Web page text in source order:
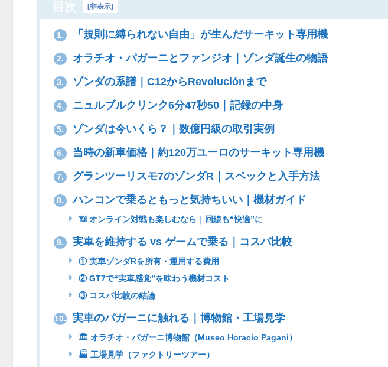
目次 [非表示]
1. 「規則に縛られない自由」が生んだサーキット専用機
2. オラチオ・パガーニとファンジオ｜ゾンダ誕生の物語
3. ゾンダの系譜｜C12からRevoluciónまで
4. ニュルブルクリンク6分47秒50｜記録の中身
5. ゾンダは今いくら？｜数億円級の取引実例
6. 当時の新車価格｜約120万ユーロのサーキット専用機
7. グランツーリスモ7のゾンダR｜スペックと入手方法
8. ハンコンで乗るともっと気持ちいい｜機材ガイド
📶 オンライン対戦も楽しむなら｜回線も“快適”に
9. 実車を維持する vs ゲームで乗る｜コスパ比較
① 実車ゾンダRを所有・運用する費用
② GT7で“実車感覚”を味わう機材コスト
③ コスパ比較の結論
10. 実車のパガーニに触れる｜博物館・工場見学
🏛 オラチオ・パガーニ博物館（Museo Horacio Pagani）
🏭 工場見学（ファクトリーツアー）